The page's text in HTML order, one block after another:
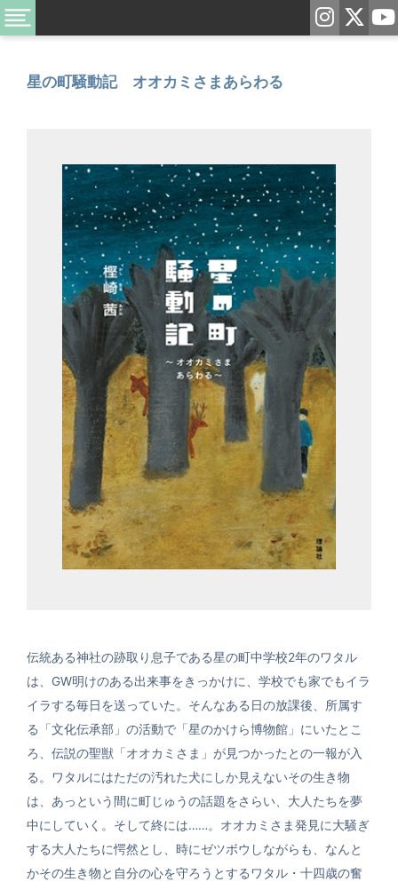
星の町騒動記 オオカミさまあらわる
伝統ある神社の跡取り息子である星の町中学校2年のワタル
は、GW明けのある出来事をきっかけに、学校でも家でもイラ
イラする毎日を送っていた。そんなある日の放課後、所属す
る「文化伝承部」の活動で「星のかけら博物館」にいたとこ
ろ、伝説の聖獣「オオカミさま」が見つかったとの一報が入
る。ワタルにはただの汚れた犬にしか見えないその生き物
は、あっという間に町じゅうの話題をさらい、大人たちを夢
中にしていく。そして終には……。オオカミさま発見に大騒ぎ
する大人たちに愕然とし、時にゼツボウしながらも、なんと
かその生き物と自分の心を守ろうとするワタル・十四歳の奮